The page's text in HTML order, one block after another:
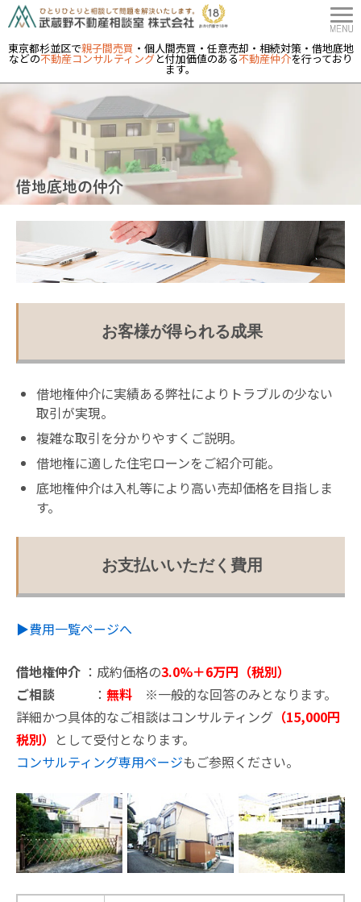
東京都杉並区で親子間売買 ・個人間売買・任意売却・相続対策・借地底地
などの不動産コンサルティングと付加価値のある不動産仲介を行っており
ます。
借地底地の仲介
お客様が得られる成果
借地権仲介に実績ある弊社によりトラブルの少ない
取引が実現。
複雑な取引を分かりやすくご説明。
借地権に適した住宅ローンをご紹介可能。
底地権仲介は入札等により高い売却価格を目指しま
す。
お支払いいただく費用
▶︎費用一覧ページへ
借地権仲介 ：成約価格の3.0%＋6万円（税別）
ご相談
： 無料 ※一般的な回答のみとなります。
詳細かつ具体的なご相談はコンサルティング （15,000円
税別） として受付となります。
コンサルティング専用ページもご参照ください。